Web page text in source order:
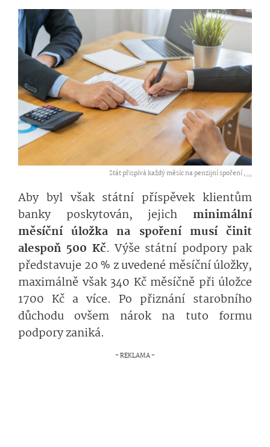
Stát přispívá každý měsíc na penzijní spoření ,...
Aby byl však státní příspěvek klientům
banky poskytován, jejich minimální
měsíční úložka na spoření musí činit
alespoň 500 Kč. Výše státní podpory pak
představuje 20 % z uvedené měsíční úložky,
maximálně však 340 Kč měsíčně při úložce
1700 Kč a více. Po přiznání starobního
důchodu ovšem nárok na tuto formu
podpory zaniká.